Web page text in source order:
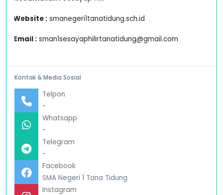
Website : smanegeri1tanatidung.sch.id
Email : sman1sesayaphilirtanatidung@gmail.com
Kontak & Media Sosial
Telpon
-
Whatsapp
-
Telegram
-
Facebook
SMA Negeri 1 Tana Tidung
Instagram